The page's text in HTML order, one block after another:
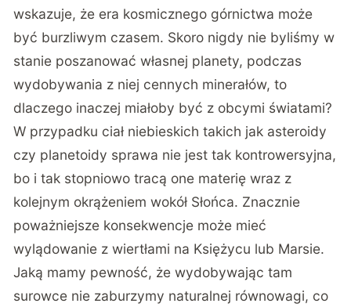
wskazuje, że era kosmicznego górnictwa może
być burzliwym czasem. Skoro nigdy nie byliśmy w
stanie poszanować własnej planety, podczas
wydobywania z niej cennych minerałów, to
dlaczego inaczej miałoby być z obcymi światami?
W przypadku ciał niebieskich takich jak asteroidy
czy planetoidy sprawa nie jest tak kontrowersyjna,
bo i tak stopniowo tracą one materię wraz z
kolejnym okrążeniem wokół Słońca. Znacznie
poważniejsze konsekwencje może mieć
wylądowanie z wiertłami na Księżycu lub Marsie.
Jaką mamy pewność, że wydobywając tam
surowce nie zaburzymy naturalnej równowagi, co